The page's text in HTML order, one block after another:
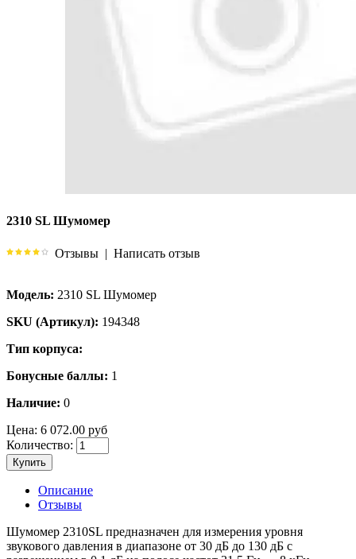
2310 SL Шумомер
Отзывы | Написать отзыв
Модель: 2310 SL Шумомер
SKU (Артикул): 194348
Тип корпуса:
Бонусные баллы: 1
Наличие: 0
Цена: 6 072.00 руб
Количество:
Купить
Описание
Отзывы
Шумомер 2310SL предназначен для измерения уровня
звукового давления в диапазоне от 30 дБ до 130 дБ с